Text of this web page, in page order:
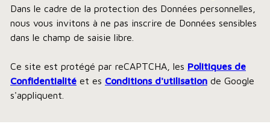
Dans le cadre de la protection des Données personnelles,
nous vous invitons à ne pas inscrire de Données sensibles
dans le champ de saisie libre.
Ce site est protégé par reCAPTCHA, les Politiques de
Confidentialité et es Conditions d'utilisation de Google
s'appliquent.